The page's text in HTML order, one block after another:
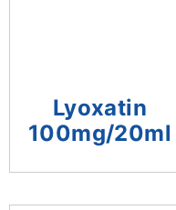
Lyoxatin
100mg/20ml